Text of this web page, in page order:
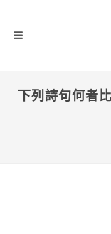
下列詩句何者